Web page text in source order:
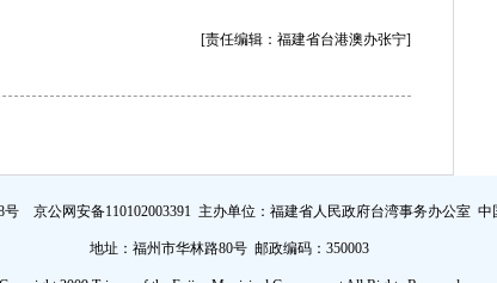
[责任编辑：福建省台港澳办张宁]
号 京公网安备110102003391 主办单位：福建省人民政府台湾事务办公室 中
地址：福州市华林路80号 邮政编码：350003